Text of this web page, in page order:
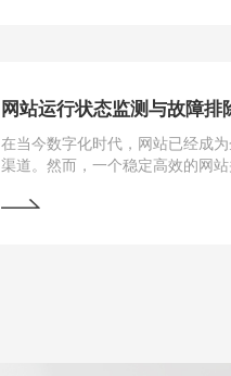
在当今数字化时代，网站已经成
渠道。然而，一个稳定高效的网
与故障排除的技巧，帮助网站管理